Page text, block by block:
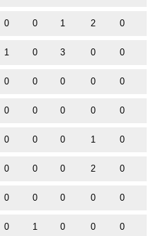
0 0 1 2 0
1 0 3 0 0
0 0 0 0 0
0 0 0 0 0
0 0 0 1 0
0 0 0 2 0
0 0 0 0 0
0 1 0 0 0